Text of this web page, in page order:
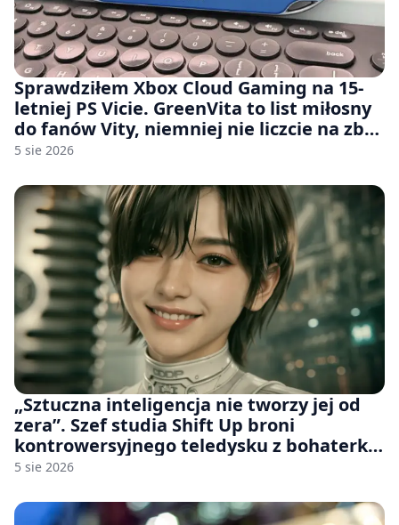
Sprawdziłem Xbox Cloud Gaming na 15-
letniej PS Vicie. GreenVita to list miłosny
do fanów Vity, niemniej nie liczcie na zbyt
wiele [FELIETON]
5 sie 2026
„Sztuczna inteligencja nie tworzy jej od
zera”. Szef studia Shift Up broni
kontrowersyjnego teledysku z bohaterką
Stellar Blade: Blood Rain
5 sie 2026